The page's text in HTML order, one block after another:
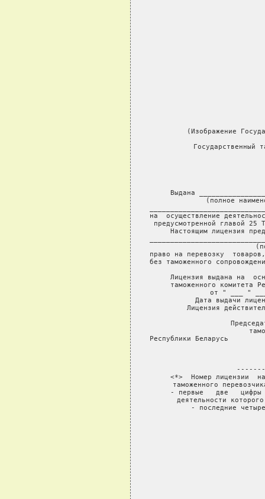
(Изображение
Государственный
Выдана
(полное
на  осуществление
предусмотренной главой 25
Настоящим лицензия
право на перевозку
без таможенного
Лицензия выдана на
таможенного комитета
от " ___ "
Дата выдачи
Лицензия
Республики Беларусь
<*>  Номер лицензии
таможенного
- первые   две
деятельности
- последние